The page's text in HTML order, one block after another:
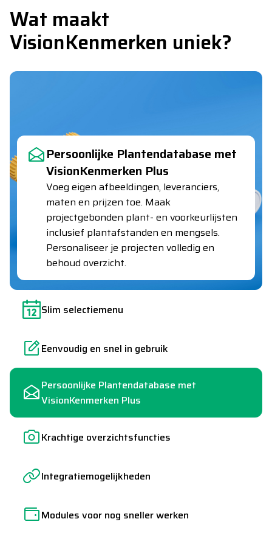
Wat maakt
VisionKenmerken uniek?
Slim selectiemenu
Eenvoudig en snel in gebruik
Persoonlijke Plantendatabase met
VisionKenmerken Plus
Krachtige overzichtsfuncties
Integratiemogelijkheden
Modules voor nog sneller werken
Persoonlijke Plantendatabase met
VisionKenmerken Plus
Voeg eigen afbeeldingen, leveranciers,
maten en prijzen toe. Maak
projectgebonden plant- en voorkeurlijsten
inclusief plantafstanden en mengsels.
Personaliseer je projecten volledig en
behoud overzicht.